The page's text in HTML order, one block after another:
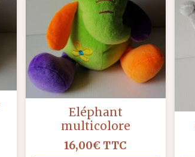
Eléphant
multicolore
16,00€ TTC